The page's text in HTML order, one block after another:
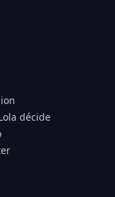
décide